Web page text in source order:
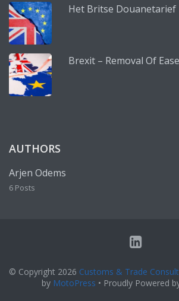
Het Britse Douanetarief
Brexit – Removal Of
AUTHORS
Arjen Odems
6 Posts
© Copyright 2026 Customs & Trade
by MotoPress • Proudly Powered